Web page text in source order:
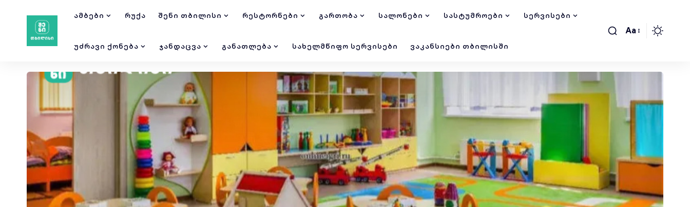
ᲐᲛᲑᲔᲑᲘ ᲠᲣᲥᲐ ᲨᲔᲜᲘ ᲗᲑᲘᲚᲘᲡᲘ ᲠᲔᲡᲢᲝᲠᲜᲔᲑᲘ ᲒᲐᲠᲗᲝᲑᲐ ᲡᲐᲚᲝᲜᲔᲑᲘ ᲡᲐᲡᲢᲣᲛᲠᲝᲔᲑᲘ ᲡᲔᲠᲕᲘᲡᲔᲑᲘ
ᲣᲫᲠᲐᲕᲘ ᲥᲝᲜᲔᲑᲐ ᲯᲐᲜᲓᲐᲪᲕᲐ ᲒᲐᲜᲐᲗᲚᲔᲑᲐ ᲡᲐᲮᲔᲚᲛᲬᲘᲤᲝ ᲡᲔᲠᲕᲘᲡᲔᲑᲘ ᲕᲐᲙᲐᲜᲡᲘᲔᲑᲘ ᲗᲑᲘᲚᲘᲡᲨᲘ
Aa